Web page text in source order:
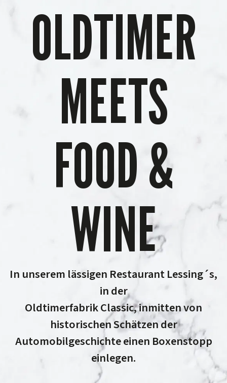
OLDTIMER
MEETS
FOOD &
WINE
In unserem lässigen Restaurant Lessing´s,
in der
Oldtimerfabrik Classic, inmitten von
historischen Schätzen der
Automobilgeschichte einen Boxenstopp
einlegen.